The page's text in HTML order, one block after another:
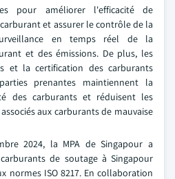
pour améliorer l'efficacité de
et assurer le contrôle de la
en temps réel de la
et des émissions. De plus, les
et la certification des carburants
prenantes maintiennent la
des carburants et réduisent les
aux carburants de mauvaise
2024, la MPA de Singapour a
de soutage à Singapour
normes ISO 8217. En collaboration